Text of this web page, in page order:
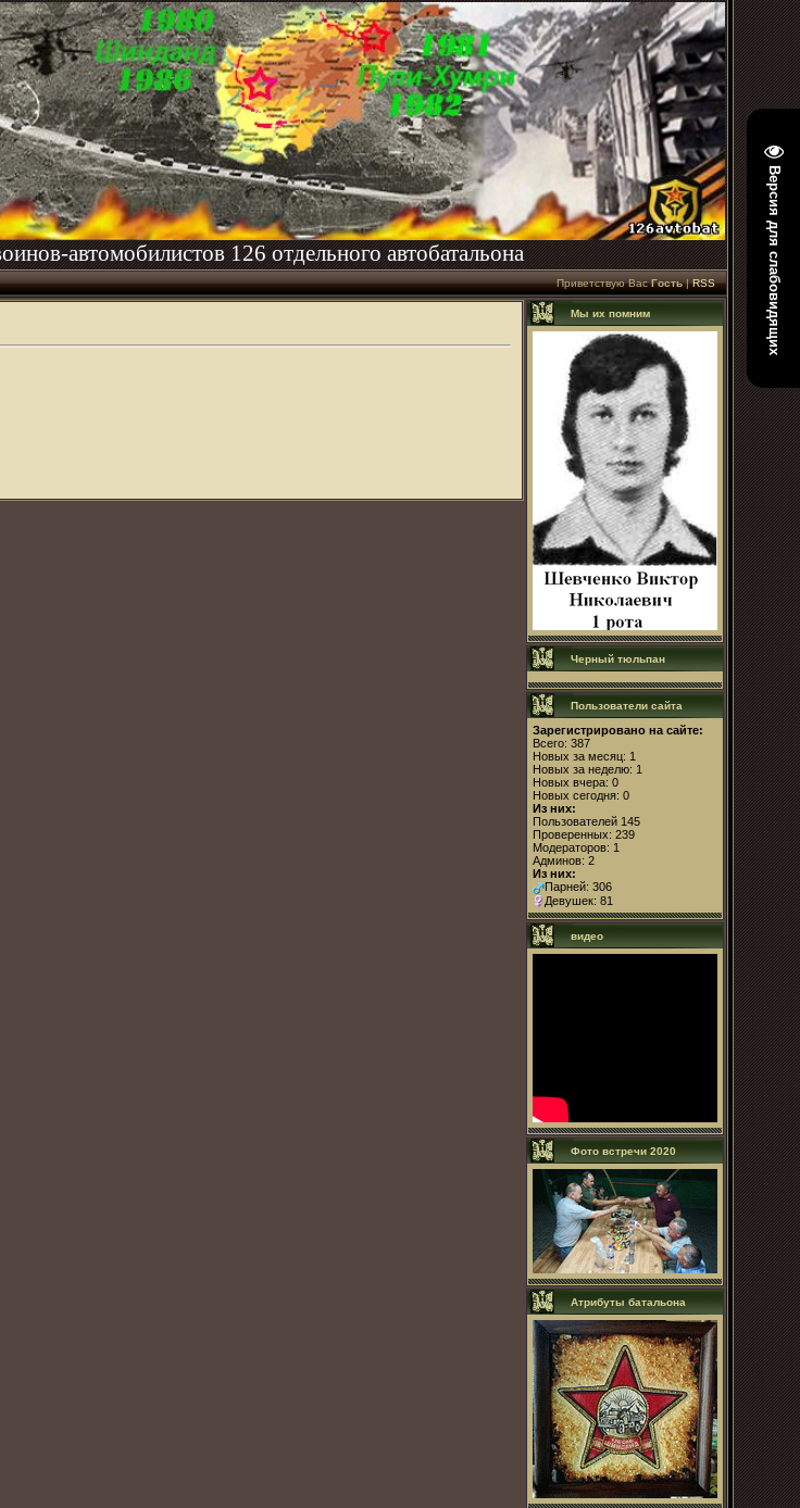
Версия для слабовидящих
автомобилистов 126 отдельного автобатальона
Приветствую Вас Гость|RSS
Мы их помним
Черный тюльпан
Пользователи сайта
Зарегистрировано на сайте:
Всего: 387
Новых за месяц: 1
Новых за неделю: 1
Новых вчера: 0
Новых сегодня: 0
Из них:
Пользователей 145
Проверенных: 239
Модераторов: 1
Админов: 2
Из них:
Парней: 306
Девушек: 81
видео
Фото встречи 2020
Атрибуты батальона